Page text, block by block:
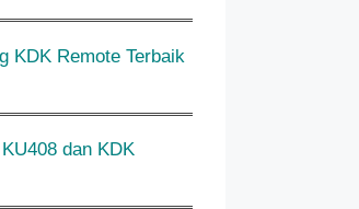
KDK Remote Terbaik
dan KDK